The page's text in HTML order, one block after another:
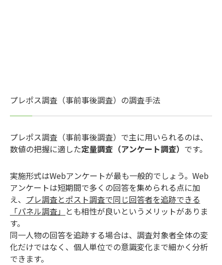
プレポス調査（事前事後調査）の調査手法
プレポス調査（事前事後調査）で主に用いられるのは、
数値の把握に適した定量調査（アンケート調査） です。
実施形式はWebアンケートが最も一般的でしょう。Web
アンケートは短期間で多くの回答を集められる点に加
え、 プレ調査とポスト調査で同じ回答者を追跡できる
「パネル調査」 とも相性が良いというメリットがありま
す。
同一人物の回答を追跡する場合は、調査対象者全体の変
化だけではなく、個人単位での意識変化まで細かく分析
できます。